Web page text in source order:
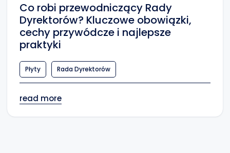
Co robi przewodniczący Rady
Dyrektorów? Kluczowe obowiązki,
cechy przywódcze i najlepsze
praktyki
Płyty Rada Dyrektorów
read more